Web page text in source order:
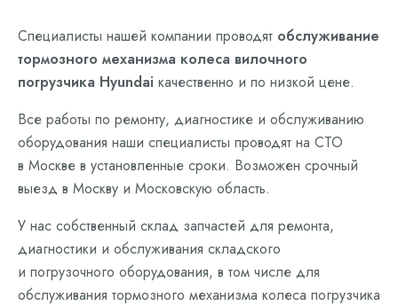
Специалисты нашей компании проводят обслуживание
тормозного механизма колеса вилочного
погрузчика Hyundai качественно и по низкой цене.
Все работы по ремонту, диагностике и обслуживанию
оборудования наши специалисты проводят на СТО
в Москве в установленные сроки. Возможен срочный
выезд в Москву и Московскую область.
У нас собственный склад запчастей для ремонта,
диагностики и обслуживания складского
и погрузочного оборудования, в том числе для
обслуживания тормозного механизма колеса погрузчика